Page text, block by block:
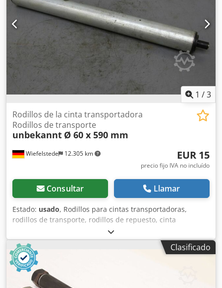
1 /3
Wiefelstede 12.305 km
Rodillos de la cinta transportadora
Rodillos de transporte
unbekannt Ø 60 x 590 mm
EUR 15
precio fijo IVA no incluído
Consultar Llamar
Estado: usado, Rodillos para cintas transportadoras,
rodillos de transporte, rodillos de repuesto, cinta
transportadora, línea de rodillos, rodillos de soporte -
Diámetro del rodillo: 60 mm -Ancho del rodillo de
transporte: 590 mm -Eje: M8 -Pivote: Ø 20 x 28 mm M8 -
Precio: por unidad -Cantidad: 7 unidades Djdpfx Asd I R S
Aepiock -Dimensiones: Ø 60 x aprox. 620 mm -Peso: 2,1
kg/unidad
Clasificado